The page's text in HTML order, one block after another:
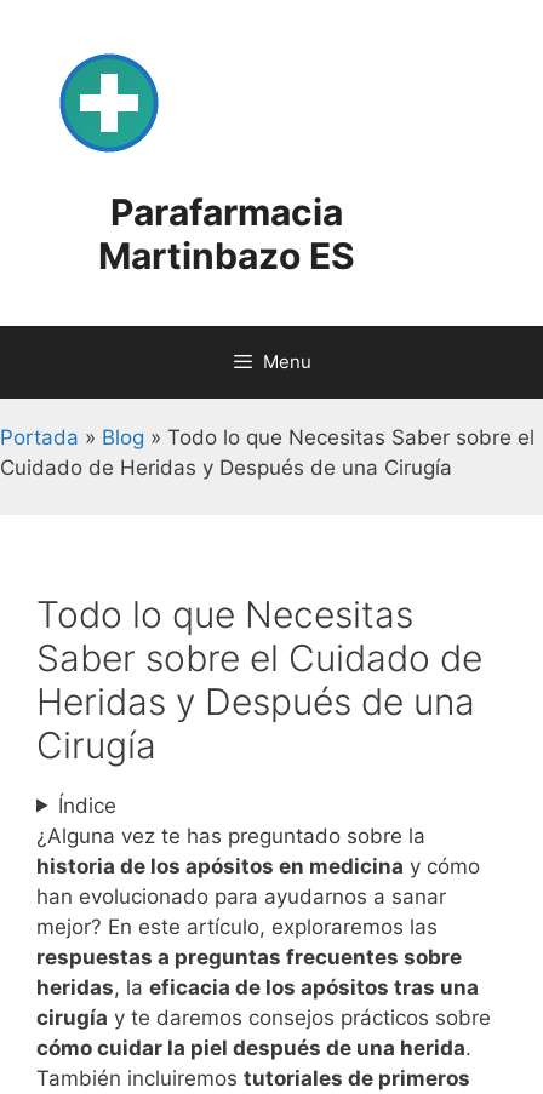
content
Parafarmacia
Martinbazo ES
Menu
Portada » Blog » Todo lo que Necesitas Saber sobre el
Cuidado de Heridas y Después de una Cirugía
Todo lo que Necesitas
Saber sobre el Cuidado de
Heridas y Después de una
Cirugía
Índice
¿Alguna vez te has preguntado sobre la
historia de los apósitos en medicina y cómo
han evolucionado para ayudarnos a sanar
mejor? En este artículo, exploraremos las
respuestas a preguntas frecuentes sobre
heridas, la eficacia de los apósitos tras una
cirugía y te daremos consejos prácticos sobre
cómo cuidar la piel después de una herida.
También incluiremos tutoriales de primeros